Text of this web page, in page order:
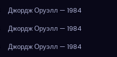
Джордж Оруэлл — 1984
Джордж Оруэлл — 1984
Джордж Оруэлл — 1984